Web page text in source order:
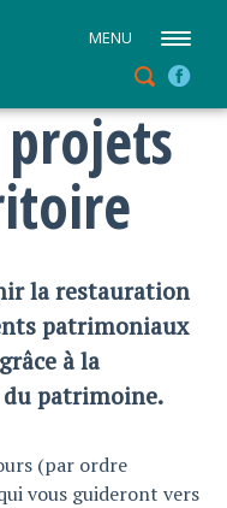
MENU
la restauration
patrimoniaux
à la
patrimoine.
(par ordre
vous guideront vers